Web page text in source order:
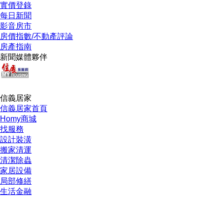
實價登錄
每日新聞
影音房市
房價指數/不動產評論
房產指南
新聞媒體夥伴
信義居家
信義居家首頁
Homy商城
找服務
設計裝潢
搬家清運
清潔除蟲
家居設備
局部修繕
生活金融